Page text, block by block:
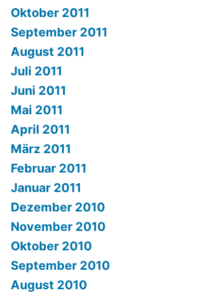
Oktober 2011
September 2011
August 2011
Juli 2011
Juni 2011
Mai 2011
April 2011
März 2011
Februar 2011
Januar 2011
Dezember 2010
November 2010
Oktober 2010
September 2010
August 2010